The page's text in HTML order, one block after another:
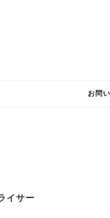
お問
イサー